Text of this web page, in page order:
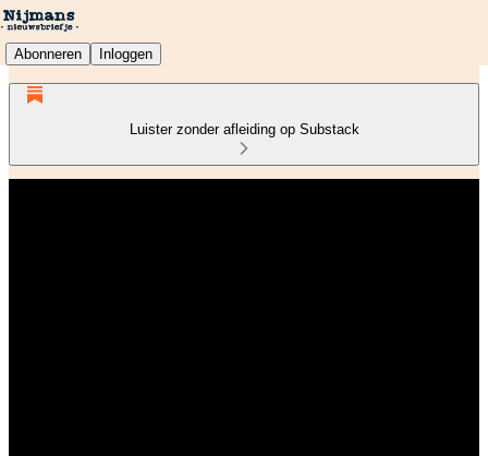
Abonneren Inloggen
Luister zonder afleiding op Substack